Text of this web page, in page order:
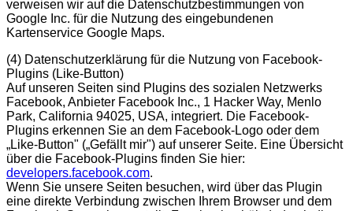
verweisen wir auf die Datenschutzbestimmungen von
Google Inc. für die Nutzung des eingebundenen
Kartenservice Google Maps.
(4) Datenschutzerklärung für die Nutzung von Facebook-
Plugins (Like-Button)
Auf unseren Seiten sind Plugins des sozialen Netzwerks
Facebook, Anbieter Facebook Inc., 1 Hacker Way, Menlo
Park, California 94025, USA, integriert. Die Facebook-
Plugins erkennen Sie an dem Facebook-Logo oder dem
„Like-Button" („Gefällt mir") auf unserer Seite. Eine Übersicht
über die Facebook-Plugins finden Sie hier:
developers.facebook.com.
Wenn Sie unsere Seiten besuchen, wird über das Plugin
eine direkte Verbindung zwischen Ihrem Browser und dem